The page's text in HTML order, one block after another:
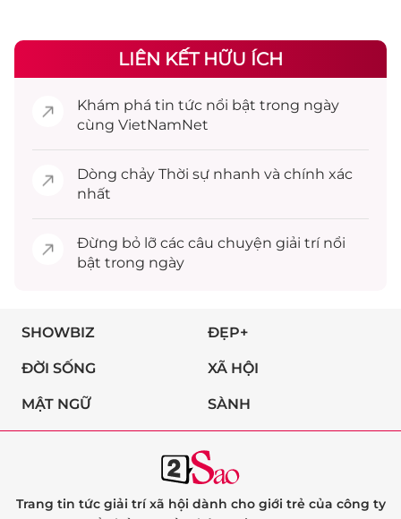
LIÊN KẾT HỮU ÍCH
Khám phá tin tức nổi bật trong ngày
cùng VietNamNet
Dòng chảy Thời sự nhanh và chính xác
nhất
Đừng bỏ lỡ các câu chuyện giải trínổi
bật trong ngày
SHOWBIZ ĐẸP+
ĐỜI SỐNG XÃ HỘI
MẬT NGỮ SÀNH
Trang tin tức giải trí xã hội dành cho giới trẻ của công ty